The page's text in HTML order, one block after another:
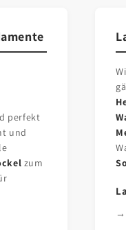
perfekt
und
zum